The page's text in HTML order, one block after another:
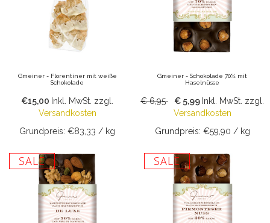
Gmeiner - Florentiner mit weiße
Schokolade
€15,00 Inkl. MwSt. zzgl.
Versandkosten
Grundpreis: €83,33 / kg
Gmeiner - Schokolade 70% mit
Haselnüsse
€ 6,95 € 5,99 Inkl. MwSt. zzgl.
Versandkosten
Grundpreis: €59,90 / kg
SALE SALE